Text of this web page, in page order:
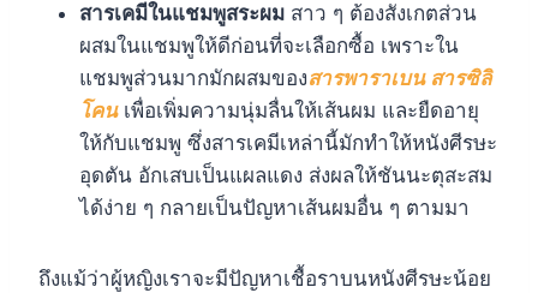
สารเคมีในแชมพูสระผม สาว ๆ ต้องสังเกตส่วน
ผสมในแชมพูให้ดีก่อนที่จะเลือกซื้อ เพราะใน
แชมพูส่วนมากมักผสมของสารพาราเบน สารซิลิ
โคนเพื่อเพิ่มความนุ่มลื่นให้เส้นผม และยืดอายุ
ให้กับแชมพู ซึ่งสารเคมีเหล่านี้มักทำให้หนังศีรษะ
อุดตัน อักเสบเป็นแผลแดง ส่งผลให้ชันนะตุสะสม
ได้ง่าย ๆ กลายเป็นปัญหาเส้นผมอื่น ๆ ตามมา
ถึงแม้ว่าผู้หญิงเราจะมีปัญหาเชื้อราบนหนังศีรษะน้อย